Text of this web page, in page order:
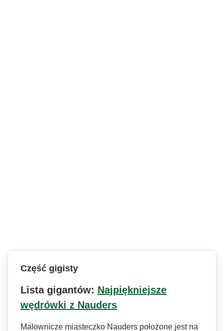
Część gigisty
Lista gigantów: Najpiękniejsze
wędrówki z Nauders
Malownicze miasteczko Nauders położone jest na